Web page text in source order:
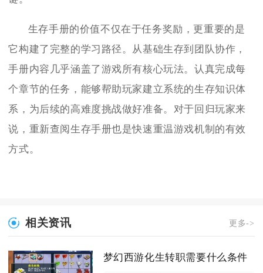
生存手册的价值不仅在于任务奖励，更重要的是
它构建了完整的学习路径。从基础生存到团队协作，
手册内容几乎涵盖了游戏所有核心玩法。认真完成每
个章节的任务，能够帮助玩家建立系统的生存知识体
系，为后续的高难度挑战做好准备。对于回归玩家来
说，重新查阅生存手册也是快速重温游戏机制的有效
方式。
相关资讯 更多->
梦幻西游化生转职需要什么条件